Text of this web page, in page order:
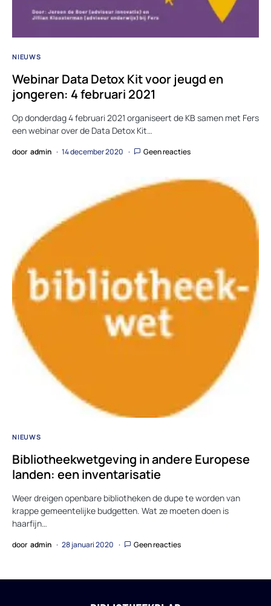
NIEUWS
Webinar Data Detox Kit voor jeugd en
jongeren: 4 februari 2021
Op donderdag 4 februari 2021 organiseert de KB samen met Fers
een webinar over de Data Detox Kit…
door admin 14 december 2020 Geen reacties
NIEUWS
Bibliotheekwetgeving in andere Europese
landen: een inventarisatie
Weer dreigen openbare bibliotheken de dupe te worden van
krappe gemeentelijke budgetten. Wat ze moeten doen is
haarfijn…
door admin 28 januari 2020 Geen reacties